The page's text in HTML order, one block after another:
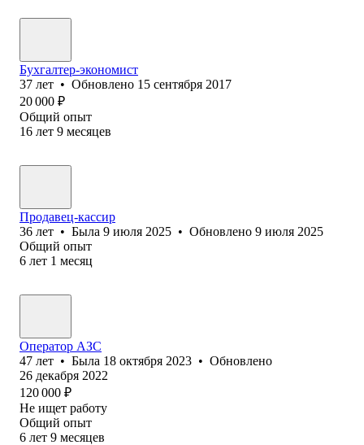
Бухгалтер-экономист
37 лет • Обновлено 15 сентября 2017
20 000 ₽
Общий опыт
16 лет 9 месяцев
Продавец-кассир
36 лет • Была 9 июля 2025 • Обновлено 9 июля 2025
Общий опыт
6 лет 1 месяц
Оператор АЗС
47 лет • Была 18 октября 2023 • Обновлено
26 декабря 2022
120 000 ₽
Не ищет работу
Общий опыт
6 лет 9 месяцев